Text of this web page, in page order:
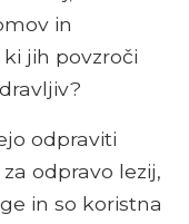
in
jih povzroči
odpraviti
odpravo lezij,
in so koristna